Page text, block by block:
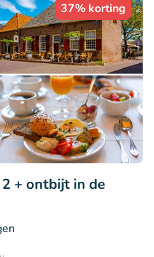
37% korting
+ ontbijt in de